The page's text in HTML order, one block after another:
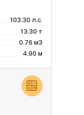
103.30 л.с.
13.30 т
0.76 м3
4.90 м